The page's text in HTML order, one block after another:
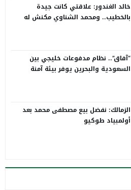
خالد الغندور: علاقتي كانت جيدة
بالخطيب.. ومحمد الشناوي مكنش له
“آفاق”.. نظام مدفوعات خليجي بين
السعودية والبحرين يوفر بيئة آمنة
الزمالك: نفضل بيع مصطفى محمد بعد
أولمبياد طوكيو